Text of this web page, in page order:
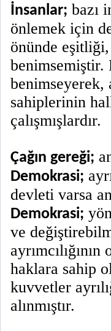
İnsanlar; bazı
önlemek için
önünde
benimsemiştir.
benimseyerek,
sahiplerinin
çalışmışlardır.
Çağın gereği;
Demokrasi;
devleti varsa
Demokrasi;
ve
haklara sahip
kuvvetler
alınmıştır.